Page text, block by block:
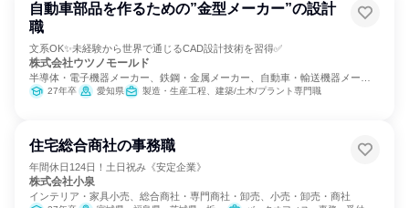
自動車部品を作るための”金型メーカー”の設計
職
文系OK✨未経験から世界で通じるCAD設計技術を習得✅
株式会社ウツノモールド
半導体・電子機器メーカー、鉄鋼・金属メーカー、自動車・輸送機器メーカ
ー
27年卒 愛知県 製造・生産工程、建築/土木/プラント専門職
住宅総合商社の事務職
年間休日124日！土日祝み《安定企業》
株式会社小泉
インテリア・家具小売、総合商社・専門商社・卸売、小売・卸売・商社